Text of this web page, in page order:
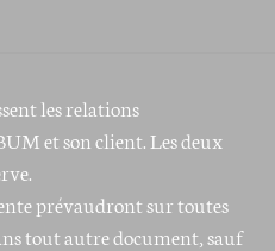
les relations
et son client. Les deux
prévaudront sur toutes
tout autre document, sauf